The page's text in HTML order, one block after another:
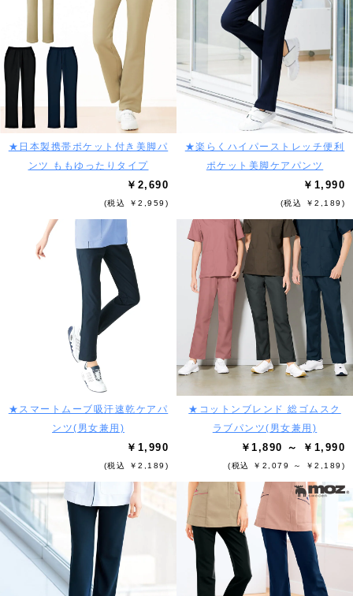
★日本製携帯ポケット付き美脚パ
ンツ ももゆったりタイプ
￥2,690
(税込 ￥2,959)
★楽らくハイパーストレッチ便利
ポケット美脚ケアパンツ
￥1,990
(税込 ￥2,189)
★スマートムーブ吸汗速乾ケアパ
ンツ(男女兼用)
￥1,990
(税込 ￥2,189)
★コットンブレンド 総ゴムスク
ラブパンツ(男女兼用)
￥1,890 ～ ￥1,990
(税込 ￥2,079 ～ ￥2,189)